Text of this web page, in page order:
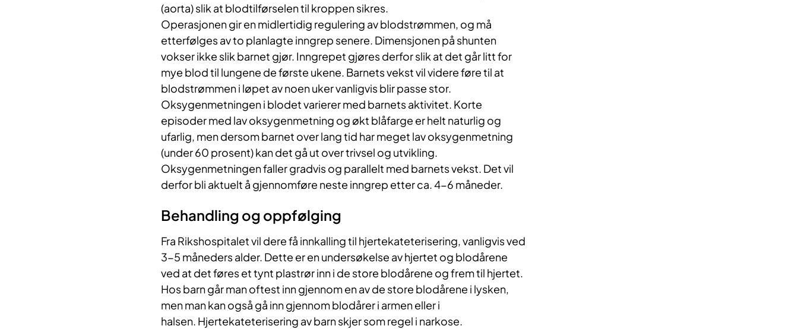
(aorta) slik at blodtilførselen til kroppen sikres.
Operasjonen gir en midlertidig regulering av blodstrømmen, og må
etterfølges av to planlagte inngrep senere. Dimensjonen på shunten
vokser ikke slik barnet gjør. Inngrepet gjøres derfor slik at det går litt for
mye blod til lungene de første ukene. Barnets vekst vil videre føre til at
blodstrømmen i løpet av noen uker vanligvis blir passe stor.
Oksygenmetningen i blodet varierer med barnets aktivitet. Korte
episoder med lav oksygenmetning og økt blåfarge er helt naturlig og
ufarlig, men dersom barnet over lang tid har meget lav oksygenmetning
(under 60 prosent) kan det gå ut over trivsel og utvikling.
Oksygenmetningen faller gradvis og parallelt med barnets vekst. Det vil
derfor bli aktuelt å gjennomføre neste inngrep etter ca. 4-6 måneder.
Behandling og oppfølging
Fra Rikshospitalet vil dere få innkalling til hjertekateterisering, vanligvis ved
3-5 måneders alder. Dette er en undersøkelse av hjertet og blodårene
ved at det føres et tynt plastrør inn i de store blodårene og frem til hjertet.
Hos barn går man oftest inn gjennom en av de store blodårene i lysken,
men man kan også gå inn gjennom blodårer i armen eller i
halsen. Hjertekateterisering av barn skjer som regel i narkose.